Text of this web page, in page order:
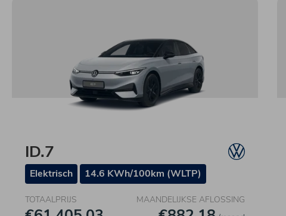
ID.7
Elektrisch 14.6 KWh/100km (WLTP)
TOTAALPRIJS MAANDELIJKSE AFLOSSING